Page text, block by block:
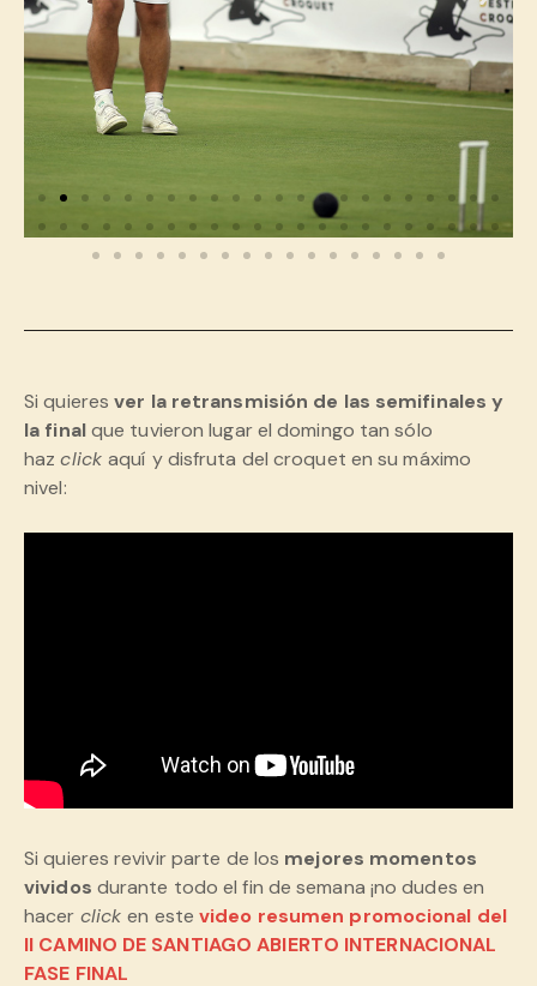
Si quieresver la retransmisión de las semifinales y
la finalque tuvieron lugar el domingo tan sólo
hazclickaquí y disfruta del croquet en su máximo
nivel:
Si quieres revivir parte de los mejores momentos
vividos durante todo el fin de semana ¡no dudes en
hacer clicken estevideo resumen promocional del
II CAMINO DE SANTIAGO ABIERTO INTERNACIONAL
FASE FINAL